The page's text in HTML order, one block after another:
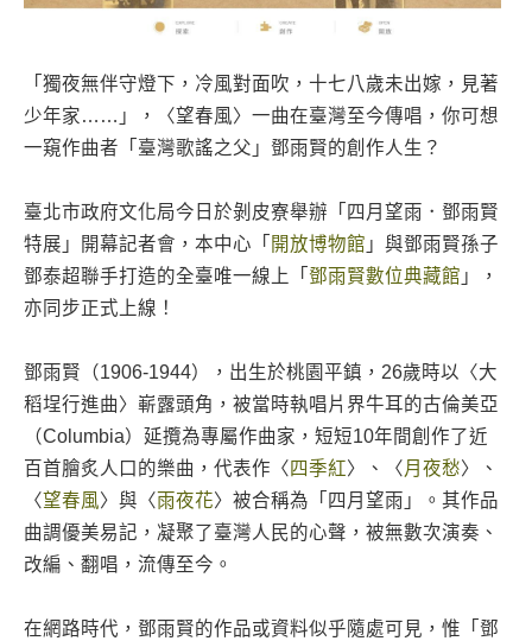
「獨夜無伴守燈下，冷風對面吹，十七八歲未出嫁，見著
少年家……」，〈望春風〉一曲在臺灣至今傳唱，你可想
一窺作曲者「臺灣歌謠之父」鄧雨賢的創作人生？
臺北市政府文化局今日於剝皮寮舉辦「四月望雨．鄧雨賢
特展」開幕記者會，本中心「 開放博物館 」與鄧雨賢孫子
鄧泰超聯手打造的全臺唯一線上「 鄧雨賢數位典藏館 」，
亦同步正式上線！
鄧雨賢（1906-1944），出生於桃園平鎮，26歲時以〈大
稻埕行進曲〉嶄露頭角，被當時執唱片界牛耳的古倫美亞
（Columbia）延攬為專屬作曲家，短短10年間創作了近
百首膾炙人口的樂曲，代表作〈 四季紅〉、〈 月夜愁〉、
〈望春風〉與〈雨夜花〉被合稱為「四月望雨」。其作品
曲調優美易記，凝聚了臺灣人民的心聲，被無數次演奏、
改編、翻唱，流傳至今。
在網路時代，鄧雨賢的作品或資料似乎隨處可見，惟「鄧